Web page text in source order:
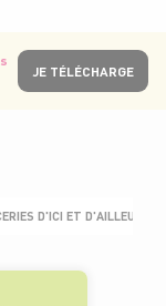
JE TÉLÉCHARGE
D'ICI ET D'AILLEURS